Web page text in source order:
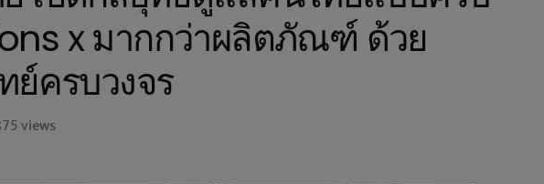
x มากกว่าผลิตภัณฑ์ ด้วย
ครบวงจร
views